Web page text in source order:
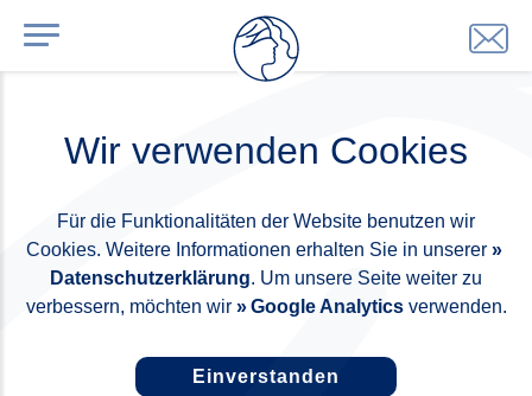
Wir verwenden Cookies
Für die Funktionalitäten der Website benutzen wir
Cookies. Weitere Informationen erhalten Sie in unserer
Datenschutzerklärung. Um unsere Seite weiter zu
verbessern, möchten wir
Google Analyticsverwenden.
Einverstanden